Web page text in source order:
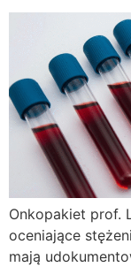
Onkopakiet prof.
oceniające
mają